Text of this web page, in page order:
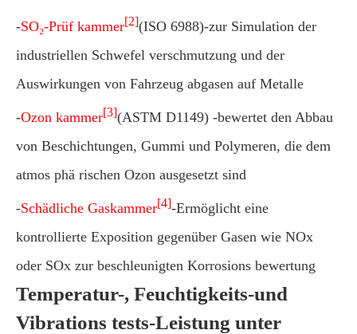
-SO₂-Prüf kammer[2](ISO 6988)-zur Simulation der
industriellen Schwefel verschmutzung und der
Auswirkungen von Fahrzeug abgasen auf Metalle
-Ozon kammer[3](ASTM D1149) -bewertet den Abbau
von Beschichtungen, Gummi und Polymeren, die dem
atmos phä rischen Ozon ausgesetzt sind
-Schädliche Gaskammer[4]-Ermöglicht eine
kontrollierte Exposition gegenüber Gasen wie NOx
oder SOx zur beschleunigten Korrosions bewertung
Temperatur-, Feuchtigkeits-und
Vibrations tests-Leistung unter